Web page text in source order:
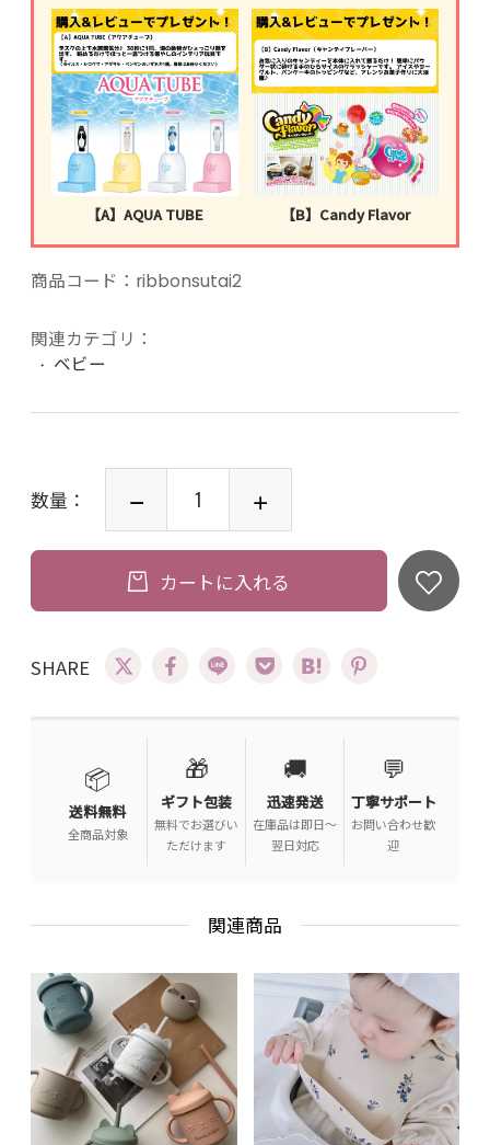
【A】AQUA TUBE 【B】Candy Flavor
商品コード： ribbonsutai2
関連カテゴリ：
ベビー
数量：
カートに入れる
SHARE
📦
送料無料
全商品対象
🎁
ギフト包装
無料でお選びい
ただけます
🚚
迅速発送
在庫品は即日〜
翌日対応
💬
丁寧サポート
お問い合わせ歓
迎
関連商品